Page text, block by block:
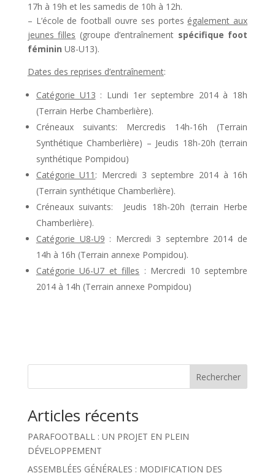
17h à 19h et les samedis de 10h à 12h.
– L’école de football ouvre ses portes également aux
jeunes filles (groupe d’entraînement spécifique foot
féminin U8-U13).
Dates des reprises d’entraînement:
Catégorie U13 : Lundi 1er septembre 2014 à 18h
(Terrain Herbe Chamberlière).
Créneaux suivants: Mercredis 14h-16h (Terrain
Synthétique Chamberlière) – Jeudis 18h-20h (terrain
synthétique Pompidou)
Catégorie U11 : Mercredi 3 septembre 2014 à 16h
(Terrain synthétique Chamberlière).
Créneaux suivants: Jeudis 18h-20h (terrain Herbe
Chamberlière).
Catégorie U8-U9 : Mercredi 3 septembre 2014 de
14h à 16h (Terrain annexe Pompidou).
Catégorie U6-U7 et filles : Mercredi 10 septembre
2014 à 14h (Terrain annexe Pompidou)
Rechercher
Articles récents
PARAFOOTBALL : UN PROJET EN PLEIN
DÉVELOPPEMENT
ASSEMBLÉES GÉNÉRALES : MODIFICATION DES